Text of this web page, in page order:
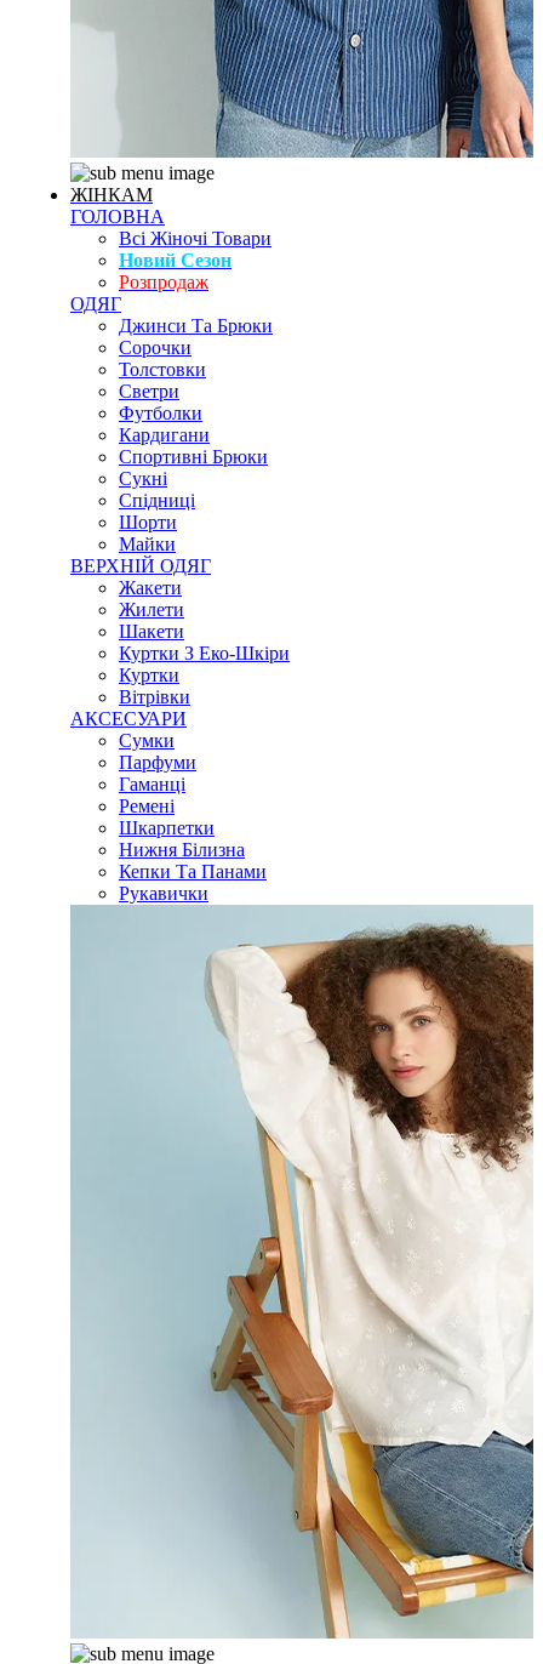
ЖІНКАМ
ГОЛОВНА
Всі Жіночі Товари
Новий Сезон
Розпродаж
ОДЯГ
Джинси Та Брюки
Сорочки
Толстовки
Светри
Футболки
Кардигани
Спортивні Брюки
Сукні
Спідниці
Шорти
Майки
ВЕРХНІЙ ОДЯГ
Жакети
Жилети
Шакети
Куртки З Еко-Шкіри
Куртки
Вітрівки
АКСЕСУАРИ
Сумки
Парфуми
Гаманці
Ремені
Шкарпетки
Нижня Білизна
Кепки Та Панами
Рукавички